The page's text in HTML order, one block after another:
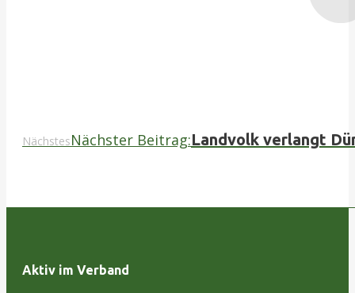
NächstesNächster Beitrag:Landvolk verlangt
Aktiv im Verband